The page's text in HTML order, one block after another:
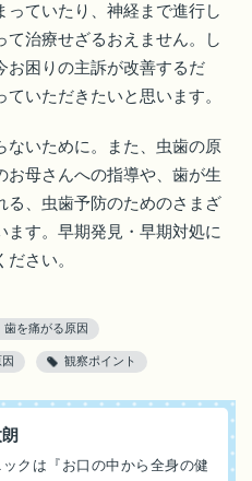
っていたり、神経まで進行し
治療せざるおえません。し
お困りの主訴が改善するだ
いただきたいと思います。
ないために。また、虫歯の原
お母さんへの指導や、歯が生
る、虫歯予防のためのさまざ
ます。早期発見・早期対処に
さい。
歯を痛がる原因
観察ポイント
クは『お口の中から全身の健